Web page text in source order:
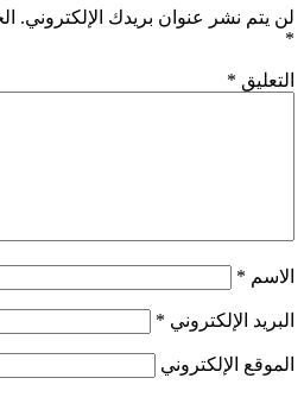
لن يتم نشر عنوان بريدك الإلكتروني.
*
التعليق *
الاسم *
البريد الإلكتروني *
الموقع الإلكتروني